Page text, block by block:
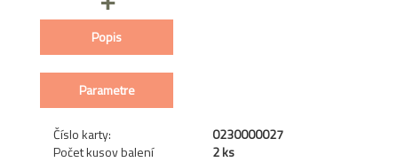
Popis
Parametre
Číslo karty:
0230000027
Počet kusov balení
2 ks